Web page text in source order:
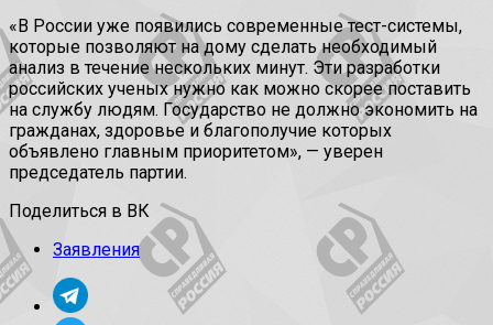
«В России уже появились современные тест-системы,
которые позволяют на дому сделать необходимый
анализ в течение нескольких минут. Эти разработки
российских ученых нужно как можно скорее поставить
на службу людям. Государство не должно экономить на
гражданах, здоровье и благополучие которых
объявлено главным приоритетом», — уверен
председатель партии.
Поделиться в ВК
Заявления